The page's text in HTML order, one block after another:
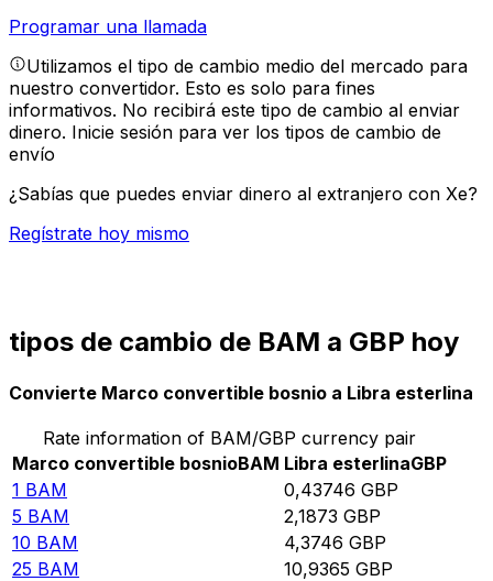
Programar una llamada
Utilizamos el tipo de cambio medio del mercado para
nuestro convertidor. Esto es solo para fines
informativos. No recibirá este tipo de cambio al enviar
dinero. Inicie sesión para ver los tipos de cambio de
envío
¿Sabías que puedes enviar dinero al extranjero con Xe?
Regístrate hoy mismo
tipos de cambio de BAM a GBP hoy
Convierte Marco convertible bosnio a Libra esterlina
Rate information of BAM/GBP currency pair
Marco convertible bosnioBAM Libra esterlinaGBP
1 BAM 0,43746 GBP
5 BAM 2,1873 GBP
10 BAM 4,3746 GBP
25 BAM 10,9365 GBP